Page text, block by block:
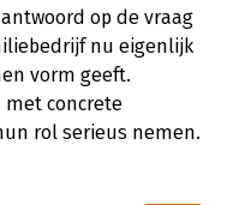
op de vraag
nu eigenlijk
vorm geeft.
met concrete
rol serieus nemen.